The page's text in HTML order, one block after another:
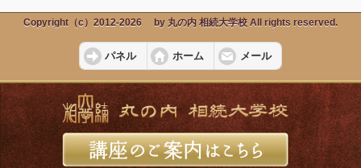
Copyright（c）2012-2026 by 丸の内 相続大学校 All rights reserved.
パネル ホーム メール